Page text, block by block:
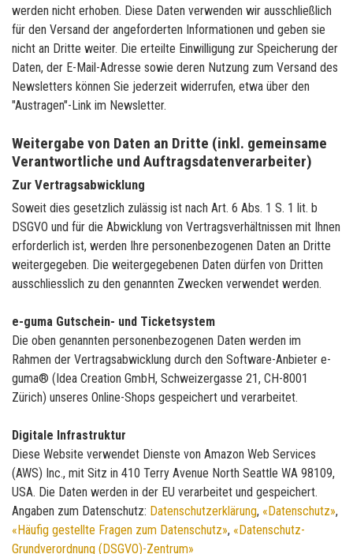
werden nicht erhoben. Diese Daten verwenden wir ausschließlich
für den Versand der angeforderten Informationen und geben sie
nicht an Dritte weiter. Die erteilte Einwilligung zur Speicherung der
Daten, der E-Mail-Adresse sowie deren Nutzung zum Versand des
Newsletters können Sie jederzeit widerrufen, etwa über den
"Austragen"-Link im Newsletter.
Weitergabe von Daten an Dritte (inkl. gemeinsame
Verantwortliche und Auftragsdatenverarbeiter)
Zur Vertragsabwicklung
Soweit dies gesetzlich zulässig ist nach Art. 6 Abs. 1 S. 1 lit. b
DSGVO und für die Abwicklung von Vertragsverhältnissen mit Ihnen
erforderlich ist, werden Ihre personenbezogenen Daten an Dritte
weitergegeben. Die weitergegebenen Daten dürfen von Dritten
ausschliesslich zu den genannten Zwecken verwendet werden.
e-guma Gutschein- und Ticketsystem
Die oben genannten personenbezogenen Daten werden im
Rahmen der Vertragsabwicklung durch den Software-Anbieter e-
guma® (Idea Creation GmbH, Schweizergasse 21, CH-8001
Zürich) unseres Online-Shops gespeichert und verarbeitet.
Digitale Infrastruktur
Diese Website verwendet Dienste von Amazon Web Services
(AWS) Inc., mit Sitz in 410 Terry Avenue North Seattle WA 98109,
USA. Die Daten werden in der EU verarbeitet und gespeichert.
Angaben zum Datenschutz: Datenschutzerklärung, «Datenschutz»,
«Häufig gestellte Fragen zum Datenschutz», «Datenschutz-
Grundverordnung (DSGVO)-Zentrum»